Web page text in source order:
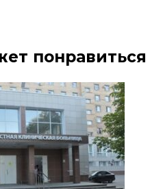
понравиться